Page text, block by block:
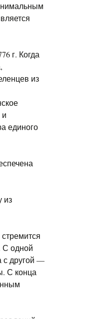
г. Когда
из
единого
из
С одной
с другой —
С конца